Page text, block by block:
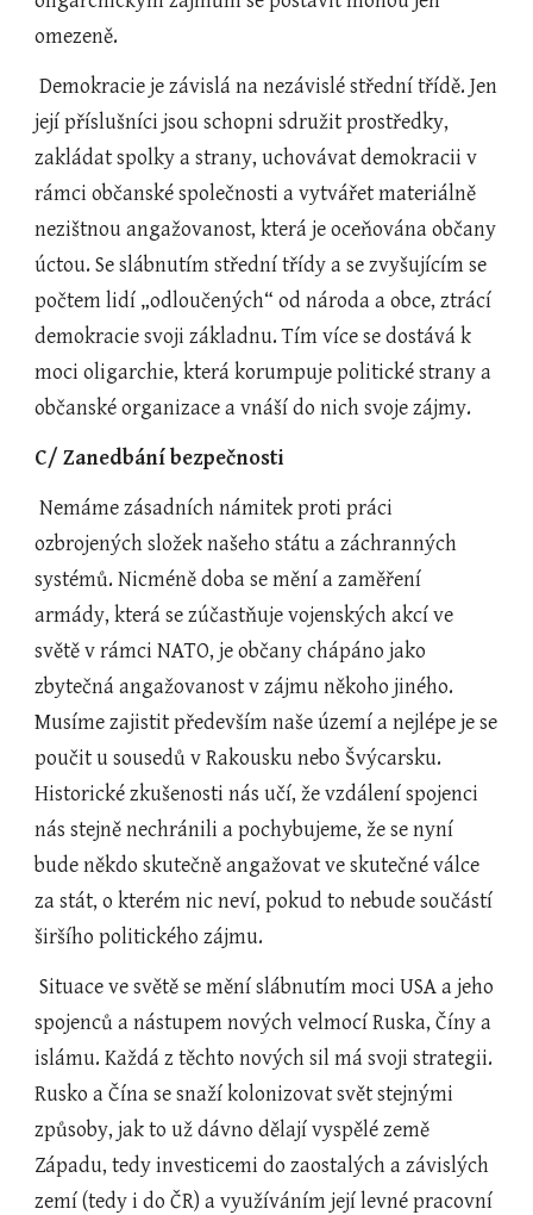
omezeně.
Demokracie je závislá na nezávislé střední třídě. Jen
její příslušníci jsou schopni sdružit prostředky,
zakládat spolky a strany, uchovávat demokracii v
rámci občanské společnosti a vytvářet materiálně
nezištnou angažovanost, která je oceňována občany
úctou. Se slábnutím střední třídy a se zvyšujícím se
počtem lidí „odloučených“ od národa a obce, ztrácí
demokracie svoji základnu. Tím více se dostává k
moci oligarchie, která korumpuje politické strany a
občanské organizace a vnáší do nich svoje zájmy.
C/ Zanedbání bezpečnosti
Nemáme zásadních námitek proti práci
ozbrojených složek našeho státu a záchranných
systémů. Nicméně doba se mění a zaměření
armády, která se zúčastňuje vojenských akcí ve
světě v rámci NATO, je občany chápáno jako
zbytečná angažovanost v zájmu někoho jiného.
Musíme zajistit především naše území a nejlépe je se
poučit u sousedů v Rakousku nebo Švýcarsku.
Historické zkušenosti nás učí, že vzdálení spojenci
nás stejně nechránili a pochybujeme, že se nyní
bude někdo skutečně angažovat ve skutečné válce
za stát, o kterém nic neví, pokud to nebude součástí
širšího politického zájmu.
Situace ve světě se mění slábnutím moci USA a jeho
spojenců a nástupem nových velmocí Ruska, Číny a
islámu. Každá z těchto nových sil má svoji strategii.
Rusko a Čína se snaží kolonizovat svět stejnými
způsoby, jak to už dávno dělají vyspělé země
Západu, tedy investicemi do zaostalých a závislých
zemí (tedy i do ČR) a využíváním její levné pracovní